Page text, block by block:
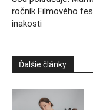
ročník Filmového
inakosti
Ďalšie články